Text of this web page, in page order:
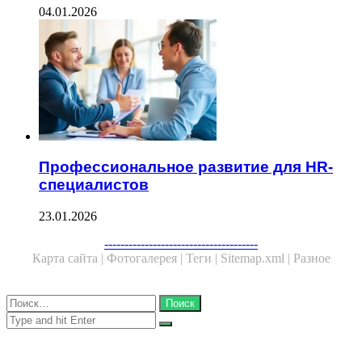
04.01.2026
Профессиональное развитие для HR-
специалистов
23.01.2026
--------------------------------------
Карта сайта | Фотогалерея | Теги | Sitemap.xml | Разное
Close
Найти:
Close
Search